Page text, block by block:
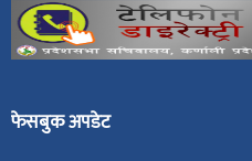
फेसबुक अपडेट